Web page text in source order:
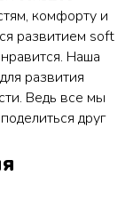
комфорту и
развитием soft
Наша
развития
Ведь все мы
друг